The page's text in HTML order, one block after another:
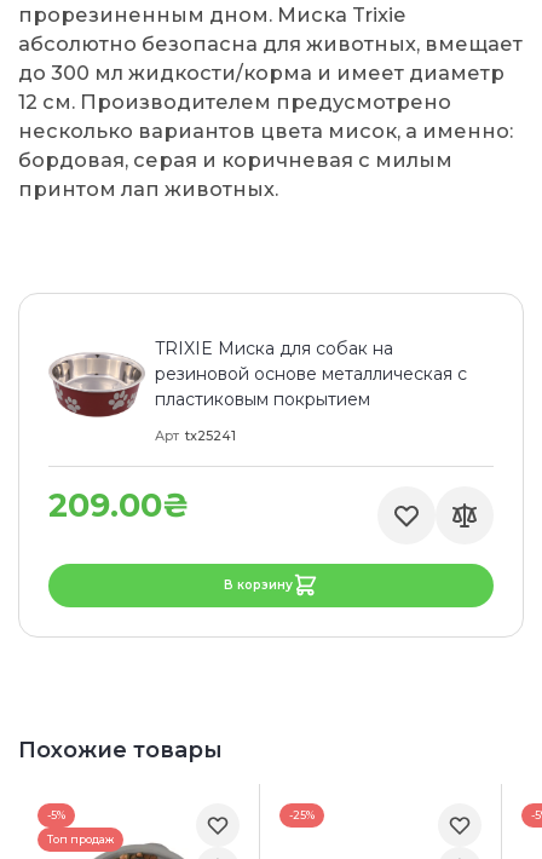
прорезиненным дном. Миска Trixie
абсолютно безопасна для животных, вмещает
до 300 мл жидкости/корма и имеет диаметр
12 см. Производителем предусмотрено
несколько вариантов цвета мисок, а именно:
бордовая, серая и коричневая с милым
принтом лап животных.
TRIXIE Миска для собак на
резиновой основе металлическая с
пластиковым покрытием
Арт tx25241
209.00₴
В корзину
Похожие товары
-5%
Топ продаж
-25% -